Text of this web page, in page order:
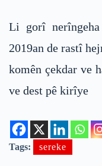
Li gorî
2019an de rastî
komên çekdar ve
ve dest pê kirîye
Tags: sereke